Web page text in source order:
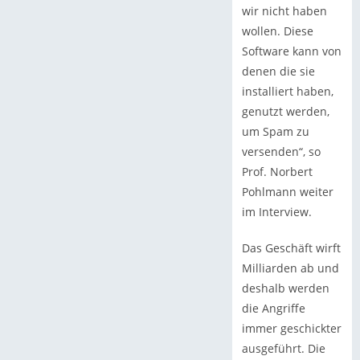
wir nicht haben
wollen. Diese
Software kann von
denen die sie
installiert haben,
genutzt werden,
um Spam zu
versenden“, so
Prof. Norbert
Pohlmann weiter
im Interview.
Das Geschäft wirft
Milliarden ab und
deshalb werden
die Angriffe
immer geschickter
ausgeführt. Die